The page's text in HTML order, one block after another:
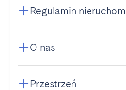
Regulamin
O nas
Przestrzeń